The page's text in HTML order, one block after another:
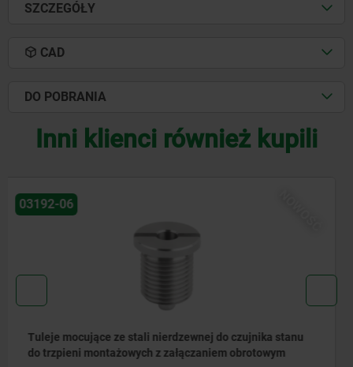
SZCZEGÓŁY
CAD
DO POBRANIA
Inni klienci również kupili
29028
Element przegubowy złączki zaciskowej, aluminiowy,
kątowy, z wewnętrznym zazębieniem do rur okrągłych